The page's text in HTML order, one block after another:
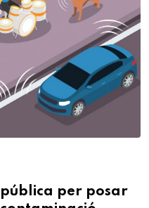
per posar